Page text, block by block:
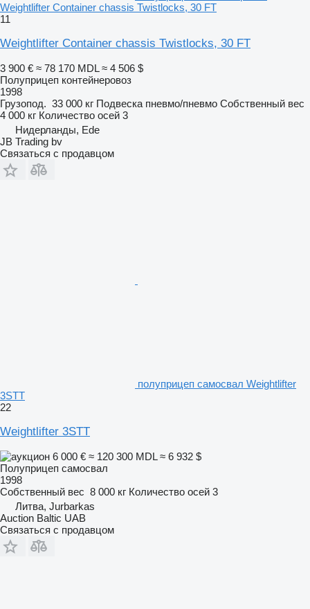
Weightlifter Container chassis Twistlocks, 30 FT
11
Weightlifter Container chassis Twistlocks, 30 FT
3 900 € ≈ 78 170 MDL ≈ 4 506 $
Полуприцеп контейнеровоз
1998
Грузопод. 33 000 кг Подвеска пневмо/пневмо Собственный вес
4 000 кг Количество осей 3
Нидерланды, Ede
JB Trading bv
Связаться с продавцом
полуприцеп самосвал Weightlifter
3STT
22
Weightlifter 3STT
6 000 € ≈ 120 300 MDL ≈ 6 932 $
Полуприцеп самосвал
1998
Собственный вес 8 000 кг Количество осей 3
Литва, Jurbarkas
Auction Baltic UAB
Связаться с продавцом